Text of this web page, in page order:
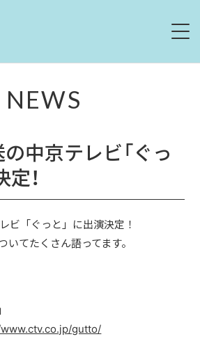
LIVE
ABOUT
DISCOGRAPHY
NEWS
中京テレビ「ぐっ
！
ビ「ぐっと」に出演決定！
いてたくさん語ってます。
gutto/